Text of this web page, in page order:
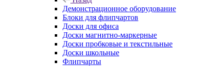
Демонстрационное оборудование
Блоки для флипчартов
Доски для офиса
Доски магнитно-маркерные
Доски пробковые и текстильные
Доски школьные
Флипчарты